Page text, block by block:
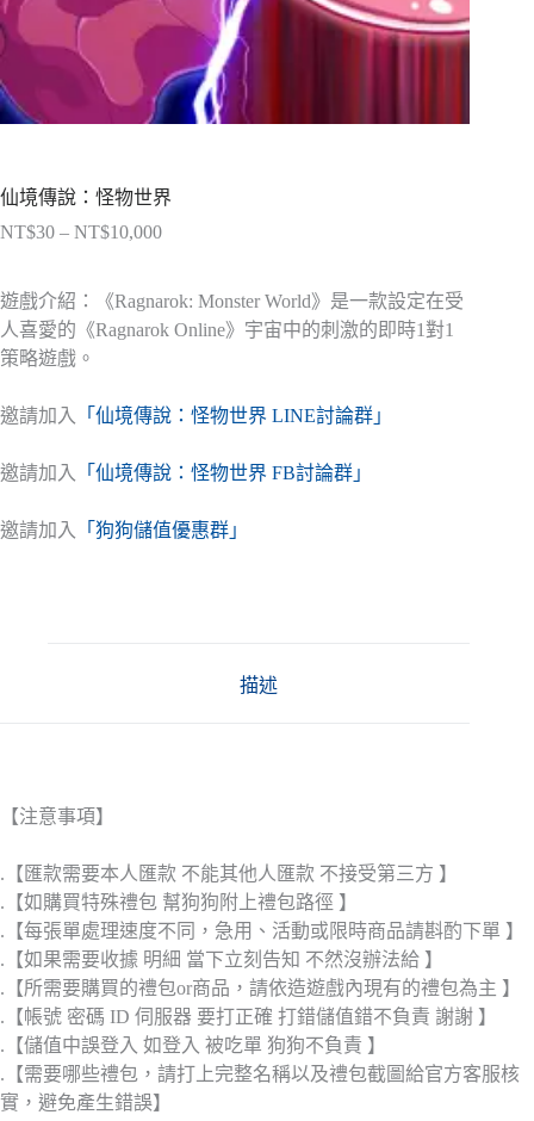
仙境傳說：怪物世界
NT$30 – NT$10,000價
範
圍：
遊戲介紹：《Ragnarok: Monster World》是一款設定在受
人喜愛的《Ragnarok Online》宇宙中的刺激的即時1對1
策略遊戲。
邀請加入 「仙境傳說：怪物世界 LINE討論群」
邀請加入 「仙境傳說：怪物世界 FB討論群」
邀請加入 「狗狗儲值優惠群」
描述
【注意事項】
.【匯款需要本人匯款 不能其他人匯款 不接受第三方 】
.【如購買特殊禮包 幫狗狗附上禮包路徑 】
.【每張單處理速度不同，急用、活動或限時商品請斟酌下單 】
.【如果需要收據 明細 當下立刻告知 不然沒辦法給 】
.【所需要購買的禮包or商品，請依造遊戲內現有的禮包為主 】
.【帳號 密碼 ID 伺服器 要打正確 打錯儲值錯不負責 謝謝 】
.【儲值中誤登入 如登入 被吃單 狗狗不負責 】
.【需要哪些禮包，請打上完整名稱以及禮包截圖給官方客服核
實，避免產生錯誤】